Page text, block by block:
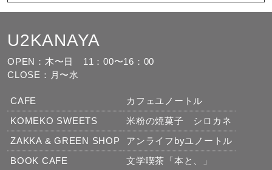
もっと見る フォローする
U2KANAYA
OPEN：木〜日 11：00〜16：00
CLOSE：月〜水
CAFE
カフェユノートル
KOMEKO SWEETS
米粉の焼菓子 シロカネ
ZAKKA & GREEN SHOP
アンライフbyユノートル
BOOK CAFE
文学喫茶「本と、」